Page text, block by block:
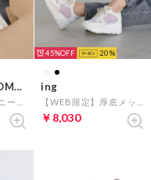
MODE ET JACOMO carino
45% 20
ing
￥8,030